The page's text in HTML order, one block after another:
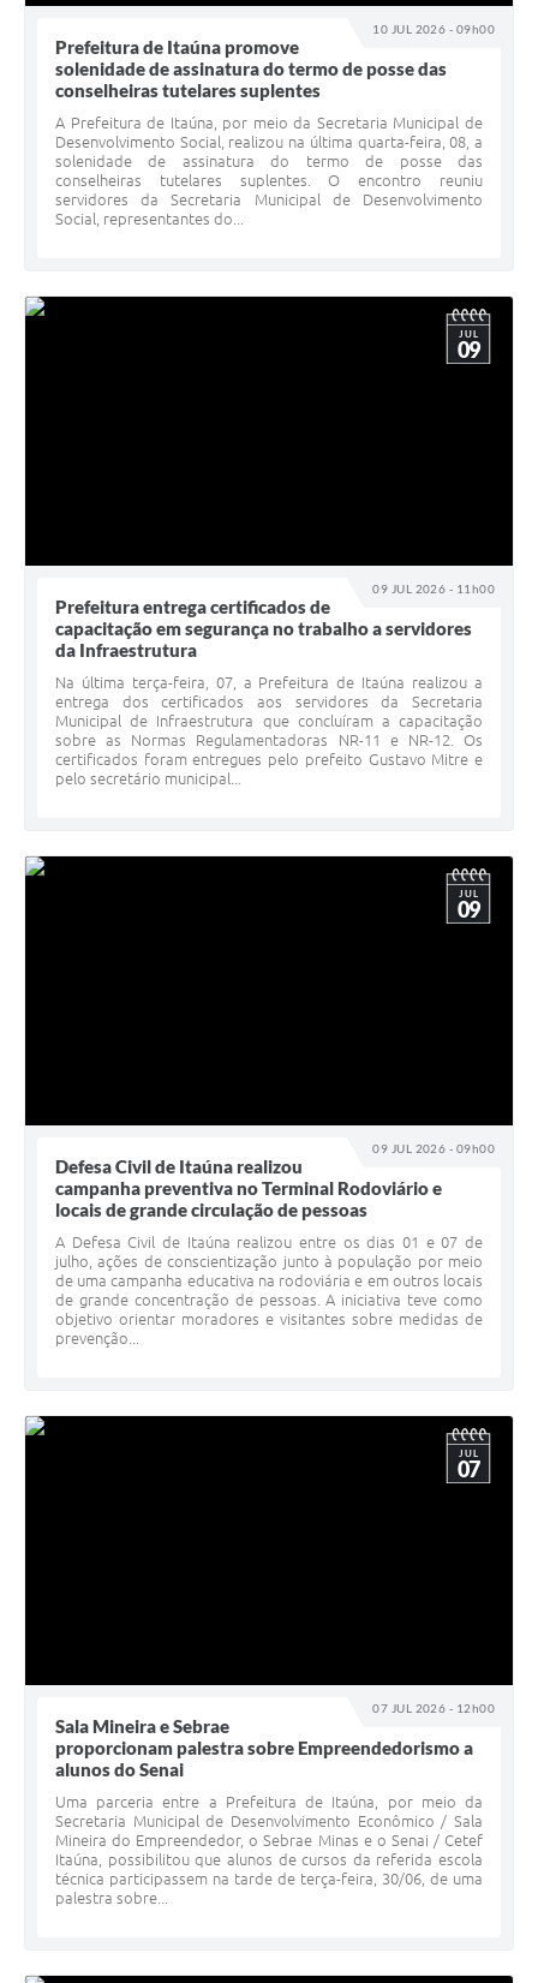
10 JUL 2026 - 09h00
Prefeitura de Itaúna promove
solenidade de assinatura do termo de posse das
conselheiras tutelares suplentes
A Prefeitura de Itaúna, por meio da Secretaria Municipal de
Desenvolvimento Social, realizou na última quarta-feira, 08, a
solenidade de assinatura do termo de posse das
conselheiras tutelares suplentes. O encontro reuniu
servidores da Secretaria Municipal de Desenvolvimento
Social, representantes do...
09 JUL 2026 - 11h00
JUL
09
Prefeitura entrega certificados de
capacitação em segurança no trabalho a servidores
da Infraestrutura
Na última terça-feira, 07, a Prefeitura de Itaúna realizou a
entrega dos certificados aos servidores da Secretaria
Municipal de Infraestrutura que concluíram a capacitação
sobre as Normas Regulamentadoras NR-11 e NR-12. Os
certificados foram entregues pelo prefeito Gustavo Mitre e
pelo secretário municipal...
09 JUL 2026 - 09h00
JUL
09
Defesa Civil de Itaúna realizou
campanha preventiva no Terminal Rodoviário e
locais de grande circulação de pessoas
A Defesa Civil de Itaúna realizou entre os dias 01 e 07 de
julho, ações de conscientização junto à população por meio
de uma campanha educativa na rodoviária e em outros locais
de grande concentração de pessoas. A iniciativa teve como
objetivo orientar moradores e visitantes sobre medidas de
prevenção...
07 JUL 2026 - 12h00
JUL
07
Sala Mineira e Sebrae
proporcionam palestra sobre Empreendedorismo a
alunos do Senai
Uma parceria entre a Prefeitura de Itaúna, por meio da
Secretaria Municipal de Desenvolvimento Econômico / Sala
Mineira do Empreendedor, o Sebrae Minas e o Senai / Cetef
Itaúna, possibilitou que alunos de cursos da referida escola
técnica participassem na tarde de terça-feira, 30/06, de uma
palestra sobre...